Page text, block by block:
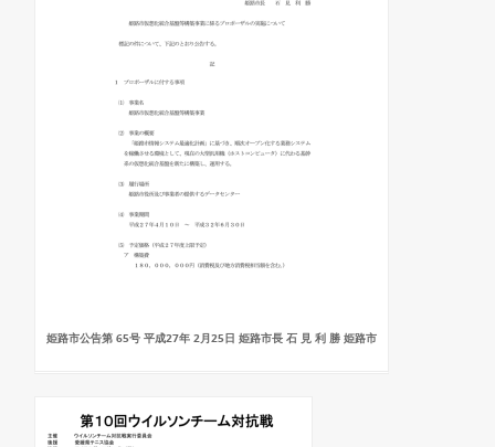
姫路市公告第 65号 平成27年 2月25日 姫路市長 石 見 利 勝 姫路市